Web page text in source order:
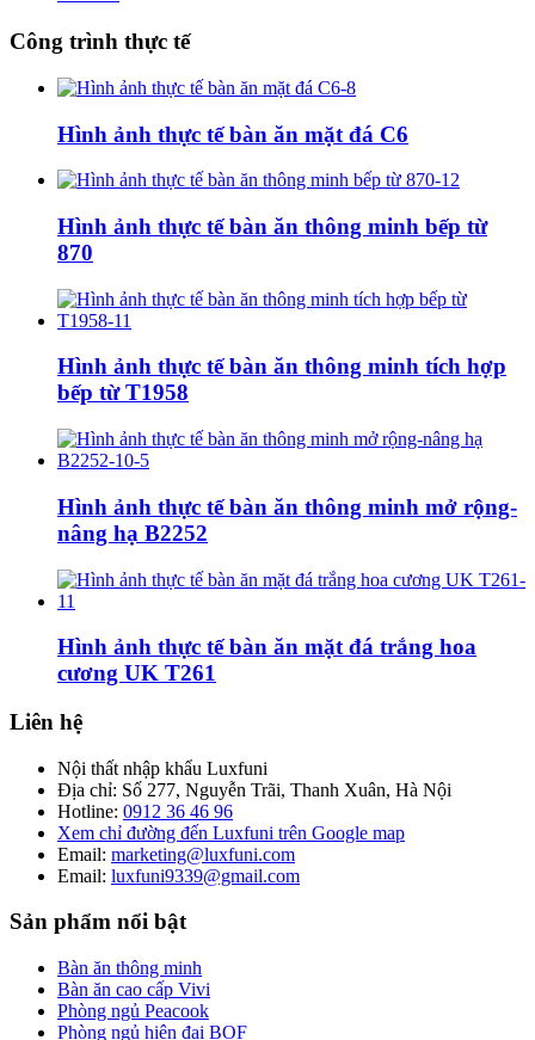
Công trình thực tế
Hình ảnh thực tế bàn ăn mặt đá C6
Hình ảnh thực tế bàn ăn thông minh bếp từ
870
Hình ảnh thực tế bàn ăn thông minh tích hợp
bếp từ T1958
Hình ảnh thực tế bàn ăn thông minh mở rộng-
nâng hạ B2252
Hình ảnh thực tế bàn ăn mặt đá trắng hoa
cương UK T261
Liên hệ
Nội thất nhập khẩu Luxfuni
Địa chỉ: Số 277, Nguyễn Trãi, Thanh Xuân, Hà Nội
Hotline: 0912 36 46 96
Xem chỉ đường đến Luxfuni trên Google map
Email: marketing@luxfuni.com
Email: luxfuni9339@gmail.com
Sản phẩm nổi bật
Bàn ăn thông minh
Bàn ăn cao cấp Vivi
Phòng ngủ Peacook
Phòng ngủ hiện đại BOF